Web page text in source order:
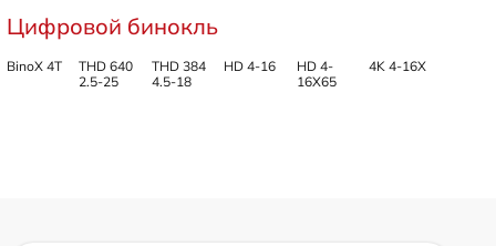
Цифровой бинокль
BinoX 4T
THD 640
2.5-25
THD 384
4.5-18
HD 4-16
HD 4-
16X65
4K 4-16X